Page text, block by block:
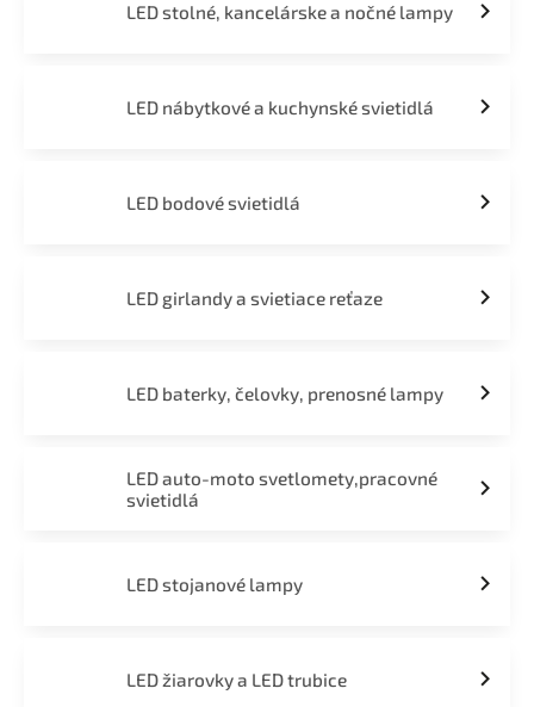
LED stolné, kancelárske a nočné lampy
LED nábytkové a kuchynské svietidlá
LED bodové svietidlá
LED girlandy a svietiace reťaze
LED baterky, čelovky, prenosné lampy
LED auto-moto svetlomety,pracovné
svietidlá
LED stojanové lampy
LED žiarovky a LED trubice